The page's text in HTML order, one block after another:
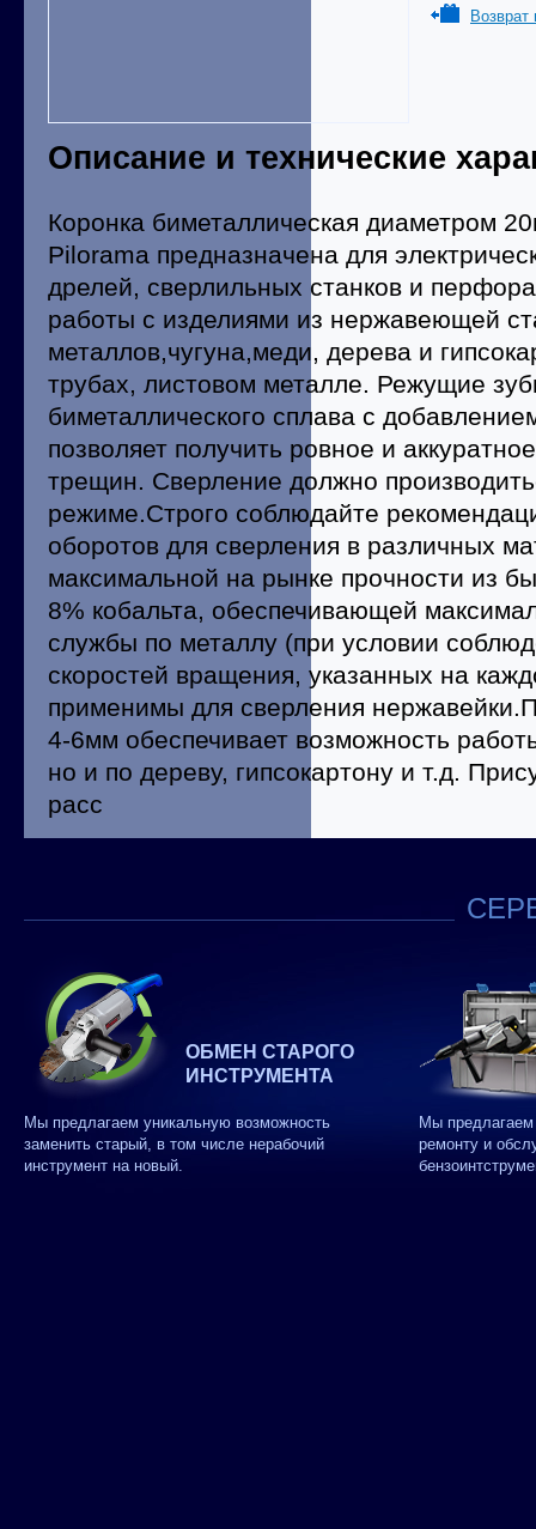
Возврат
Описание и технические
Коронка биметаллическая диаметром
Pilorama предназначена для
дрелей, сверлильных станков и
работы с изделиями из нержавеющей
металлов,чугуна,меди, дерева и
трубах, листовом металле. Режущие
биметаллического сплава с
позволяет получить ровное и
трещин. Сверление должно
режиме.Строго соблюдайте
оборотов для сверления в различных
максимальной на рынке прочности из
8% кобальта, обеспечивающей
службы по металлу (при условии
скоростей вращения, указанных на
применимы для сверления
4-6мм обеспечивает возможность
но и по дереву, гипсокартону и т.д.
расс
ОБМЕН СТАРОГО
ИНСТРУМЕНТА
Мы предлагаем уникальную возможность
заменить старый, в том числе нерабочий
инструмент на новый.
Мы
ремонту и